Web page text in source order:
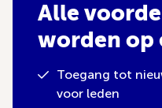
Alle
worden op
Toegang tot
voor leden